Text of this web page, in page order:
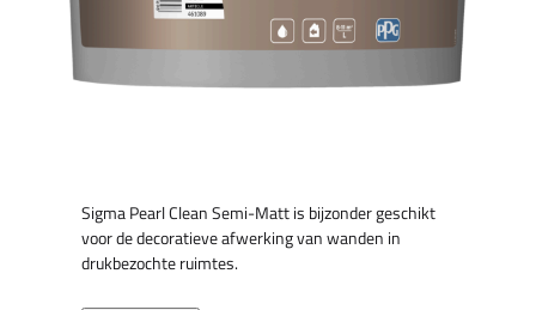
Sigma Pearl Clean Semi-Matt is bijzonder geschikt
voor de decoratieve afwerking van wanden in
drukbezochte ruimtes.